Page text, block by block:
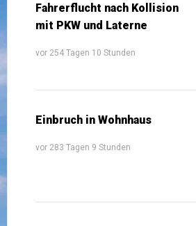
Fahrerflucht nach Kollision
mit PKW und Laterne
vor 254 Tagen 10 Stunden
Einbruch in Wohnhaus
vor 283 Tagen 9 Stunden